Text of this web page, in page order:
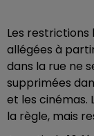
Les restrictions
allégées à
dans la rue ne
supprimées
et les cinémas.
la règle, mais